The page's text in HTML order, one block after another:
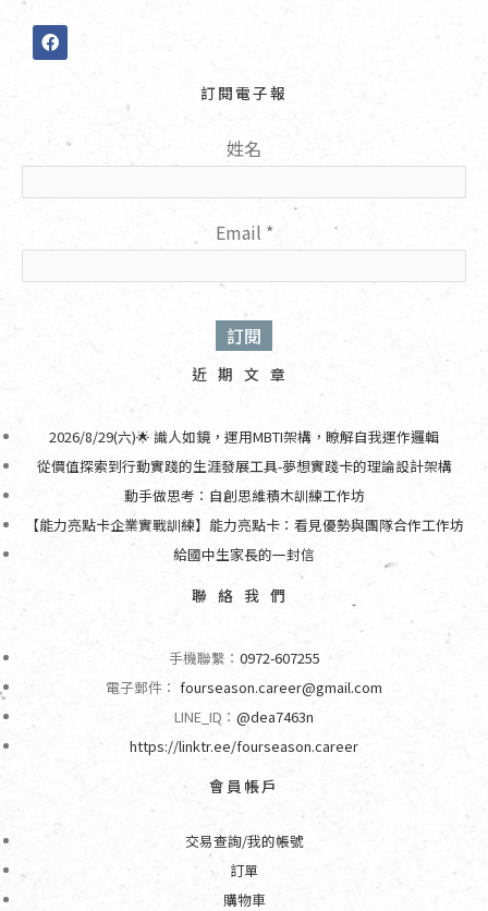
F
a
c
訂閱電子報
姓名
Email *
近期文章
2026/8/29(六)🌟 識人如鏡，運用MBTI架構，瞭解自我運作邏輯
從價值探索到行動實踐的生涯發展工具-夢想實踐卡的理論設計架構
動手做思考：自創思維積木訓練工作坊
【能力亮點卡企業實戰訓練】能力亮點卡：看見優勢與團隊合作工作坊
給國中生家長的一封信
聯絡我們
手機聯繫： 0972-607255
電子郵件： fourseason.career@gmail.com
LINE_ID： @dea7463n
https://linktr.ee/fourseason.career
會員帳戶
交易查詢/我的帳號
訂單
購物車